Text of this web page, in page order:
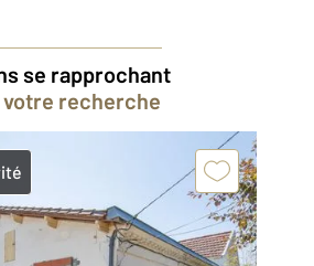
se rapprochant
votre recherche